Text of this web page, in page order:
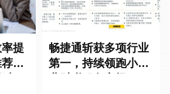
提
：
畅捷通斩获多项行业
第一，持续领跑小微